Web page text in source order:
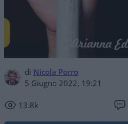
di Nicola Porro
5 Giugno 2022, 19:21
13.8k